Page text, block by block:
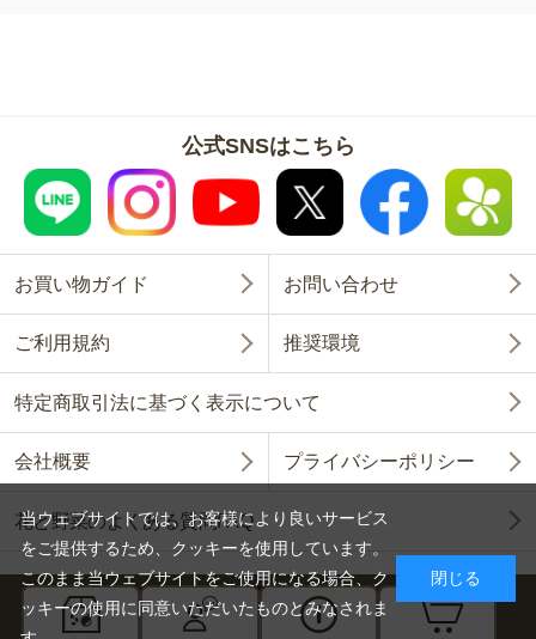
公式SNSはこちら
お買い物ガイド お問い合わせ
ご利用規約 推奨環境
特定商取引法に基づく表示について
会社概要 プライバシーポリシー
花と野菜のよくある質問FAQ
当ウェブサイトでは、お客様により良いサービス
をご提供するため、クッキーを使用しています。
このまま当ウェブサイトをご使用になる場合、ク
ッキーの使用に同意いただいたものとみなされま
閉じる